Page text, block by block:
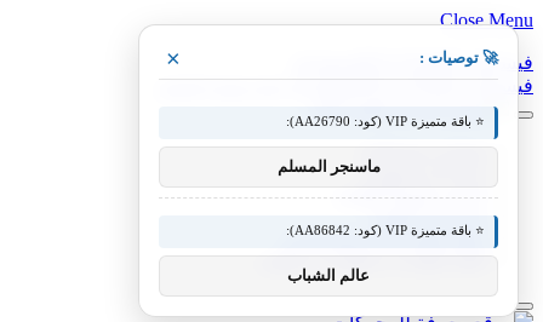
Close Menu
فيسبوك X (Twitter)
فيسبوك X (Twitter) الانستغرام بينتيريست فيميو
معدات وصناعات
سيارات ومعدات
مختبر معرفة التقني
عالم المحركات والسيارات
آفاق الطيران والطيران التقني
🚀 توصيات : ×
⭐ باقة متميزة VIP (كود: AA26790):
ماسنجر المسلم
⭐ باقة متميزة VIP (كود: AA86842):
عالم الشباب